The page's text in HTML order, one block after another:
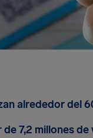
alrededor del
7,2 millones